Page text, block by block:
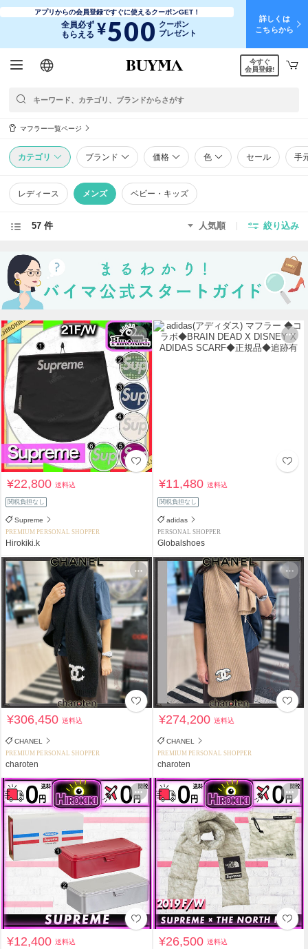
アプリからの会員登録ですぐに使えるクーポンGET！
全員必ず
もらえる ¥500 クーポン
プレゼント
詳しくは
こちらから
日本語
English
简体中文
繁體中文
今すぐ
会員登録!
マフラー一覧ページ
カテゴリ ブランド 価格 色 セール 手
レディース メンズ ベビー・キッズ
57 件 人気順 絞り込み
¥22,800送料込
関税負担なし
Supreme
PREMIUM PERSONAL SHOPPER
Hirokiki.k
¥11,480送料込
関税負担なし
adidas
PERSONAL SHOPPER
Globalshoes
¥306,450送料込
CHANEL
PREMIUM PERSONAL SHOPPER
charoten
¥274,200送料込
CHANEL
PREMIUM PERSONAL SHOPPER
charoten
¥12,400送料込 ¥26,500送料込